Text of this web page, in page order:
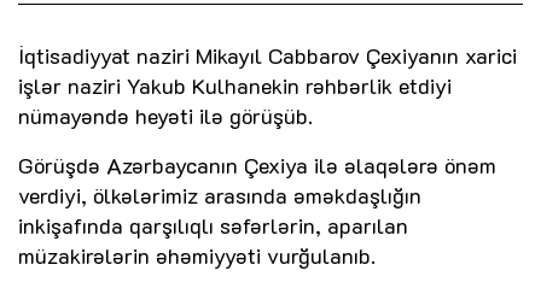
İqtisadiyyat naziri Mikayıl Cabbarov Çexiyanın xarici
işlər naziri Yakub Kulhanekin rəhbərlik etdiyi
nümayəndə heyəti ilə görüşüb.
Görüşdə Azərbaycanın Çexiya ilə əlaqələrə önəm
verdiyi, ölkələrimiz arasında əməkdaşlığın
inkişafında qarşılıqlı səfərlərin, aparılan
müzakirələrin əhəmiyyəti vurğulanıb.